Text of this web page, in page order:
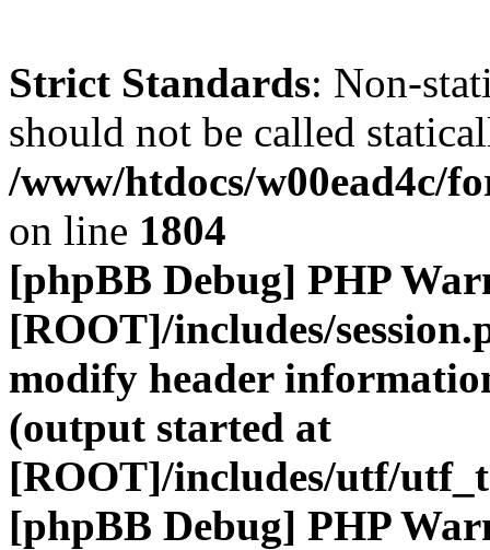
Strict Standards: Non-
should not be called
/www/htdocs/w00ead4c/
on line 1804
[phpBB Debug] PHP
[ROOT]/includes/
modify header
(output started at
[ROOT]/includes/utf/
[phpBB Debug] PHP